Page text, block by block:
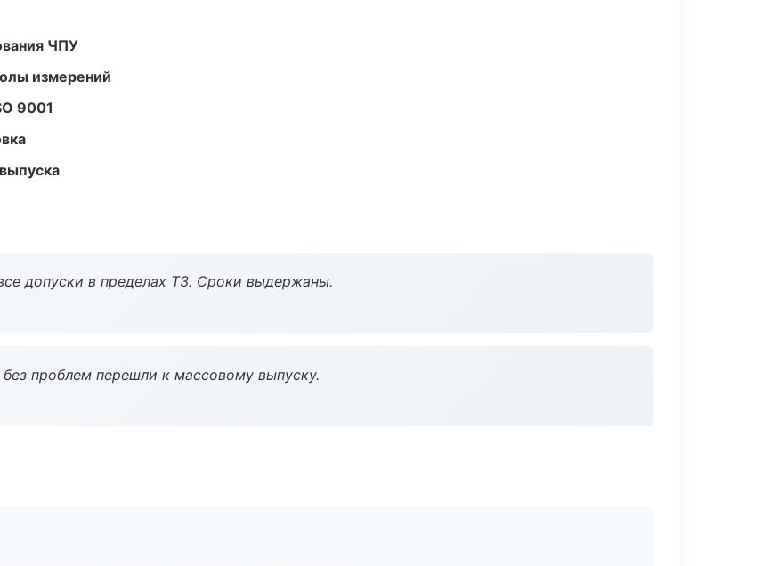
ЧПУ
измерений
9001
допуски в пределах ТЗ. Сроки выдержаны.
проблем перешли к массовому выпуску.